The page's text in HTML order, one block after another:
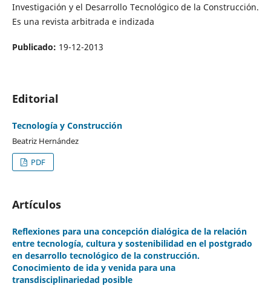
Investigación y el Desarrollo Tecnológico de la Construcción.
Es una revista arbitrada e indizada
Publicado: 19-12-2013
Editorial
Tecnología y Construcción
Beatriz Hernández
PDF
Artículos
Reflexiones para una concepción dialógica de la relación
entre tecnología, cultura y sostenibilidad en el postgrado
en desarrollo tecnológico de la construcción.
Conocimiento de ida y venida para una
transdisciplinariedad posible